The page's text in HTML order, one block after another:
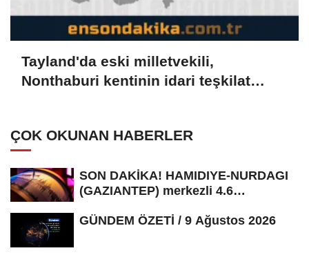
Tayland'da eski milletvekili,
Nonthaburi kentinin idari teşkilat
ÇOK OKUNAN HABERLER
SON DAKİKA! HAMIDIYE-NURDAGI
(GAZIANTEP) merkezli 4.6
GÜNDEM ÖZETİ / 9 Ağustos 2026